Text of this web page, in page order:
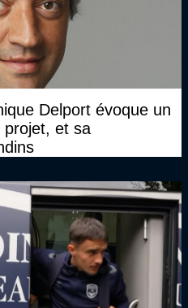
Delport évoque un
projet, et sa